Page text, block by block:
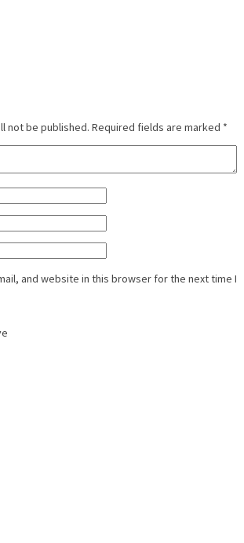
not be published. Required fields are marked *
and website in this browser for the next time I